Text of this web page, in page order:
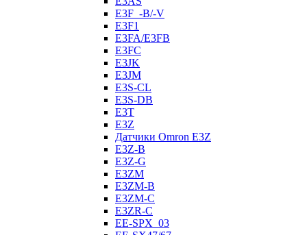
E3F_-B/-V
E3F1
E3FA/E3FB
E3FC
E3JK
E3JM
E3S-CL
E3S-DB
E3T
E3Z
Датчики Omron E3Z
E3Z-B
E3Z-G
E3ZM
E3ZM-B
E3ZM-C
E3ZR-C
EE-SPX_03